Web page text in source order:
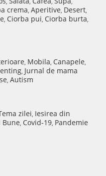
crema, Aperitive, Desert,
, Ciorba pui, Ciorba burta,
, Mobila, Canapele,
, Jurnal de mama
, Autism
zilei, Iesirea din
Bune, Covid-19, Pandemie